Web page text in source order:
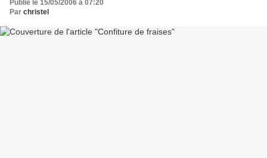
Publié le 15/05/2006 à 07:20
Par christel